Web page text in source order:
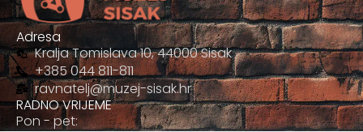
Adresa
Kralja Tomislava 10, 44000 Sisak
+385 044 811-811
ravnatelj@muzej-sisak.hr
RADNO VRIJEME
Pon - pet: